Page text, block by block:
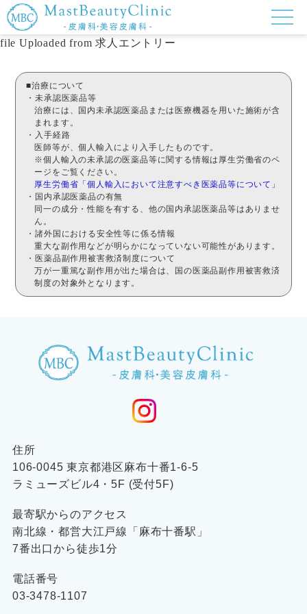
file Uploaded from 求人エントリー
■治療について
・未承認医薬品等
治療には、国内未承認医薬品または医療機器を用いた施術が含
まれます。
・入手経路
医師等が、個人輸入により入手したものです。
※個人輸入の未承認の医薬品等に関する情報は厚生労働省のペ
ージをご覧ください。
厚生労働省「個人輸入において注意すべき医薬品等について」
・国内承認医薬品の有無
同一の成分・性能を有する、他の国内承認医薬品等はありませ
ん。
・諸外国における安全性等に係る情報
重大な副作用などが明らかになっていない可能性があります。
・医薬品副作用被害救済制度について
万が一重篤な副作用が出た場合は、国の医薬品副作用被害救済
制度の対象外となります。
住所
106-0045 東京都港区麻布十番1-6-5
ラミューズビル4・5F (受付5F)
最寄駅からのアクセス
南北線・都営大江戸線「麻布十番駅」
7番出口から徒歩1分
電話番号
03-3478-1107